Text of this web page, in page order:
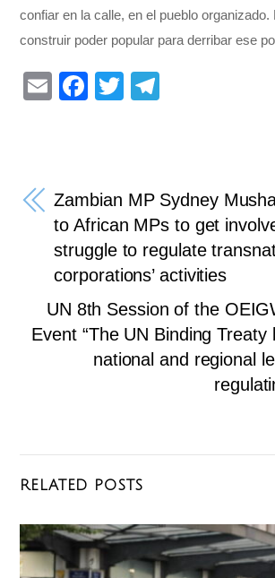
confiar en la calle, en el pueblo
construir poder popular para derribar ese
E
F
b
o
o
k
T
a
m
Zambian MP Sydney
to African MPs to get
struggle to regulate
corporations’ activities
UN 8th Session of the
Event “The UN Binding Treaty
national and regional
RELATED POSTS